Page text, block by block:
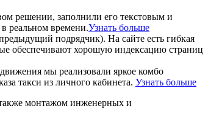
решении, заполнили его текстовым и
реальном времени.Узнать больше
подрядчик). На сайте есть гибкая
обеспечивают хорошую индексацию страниц
мы реализовали яркое комбо
такси из личного кабинета. Узнать больше
монтажом инженерных и